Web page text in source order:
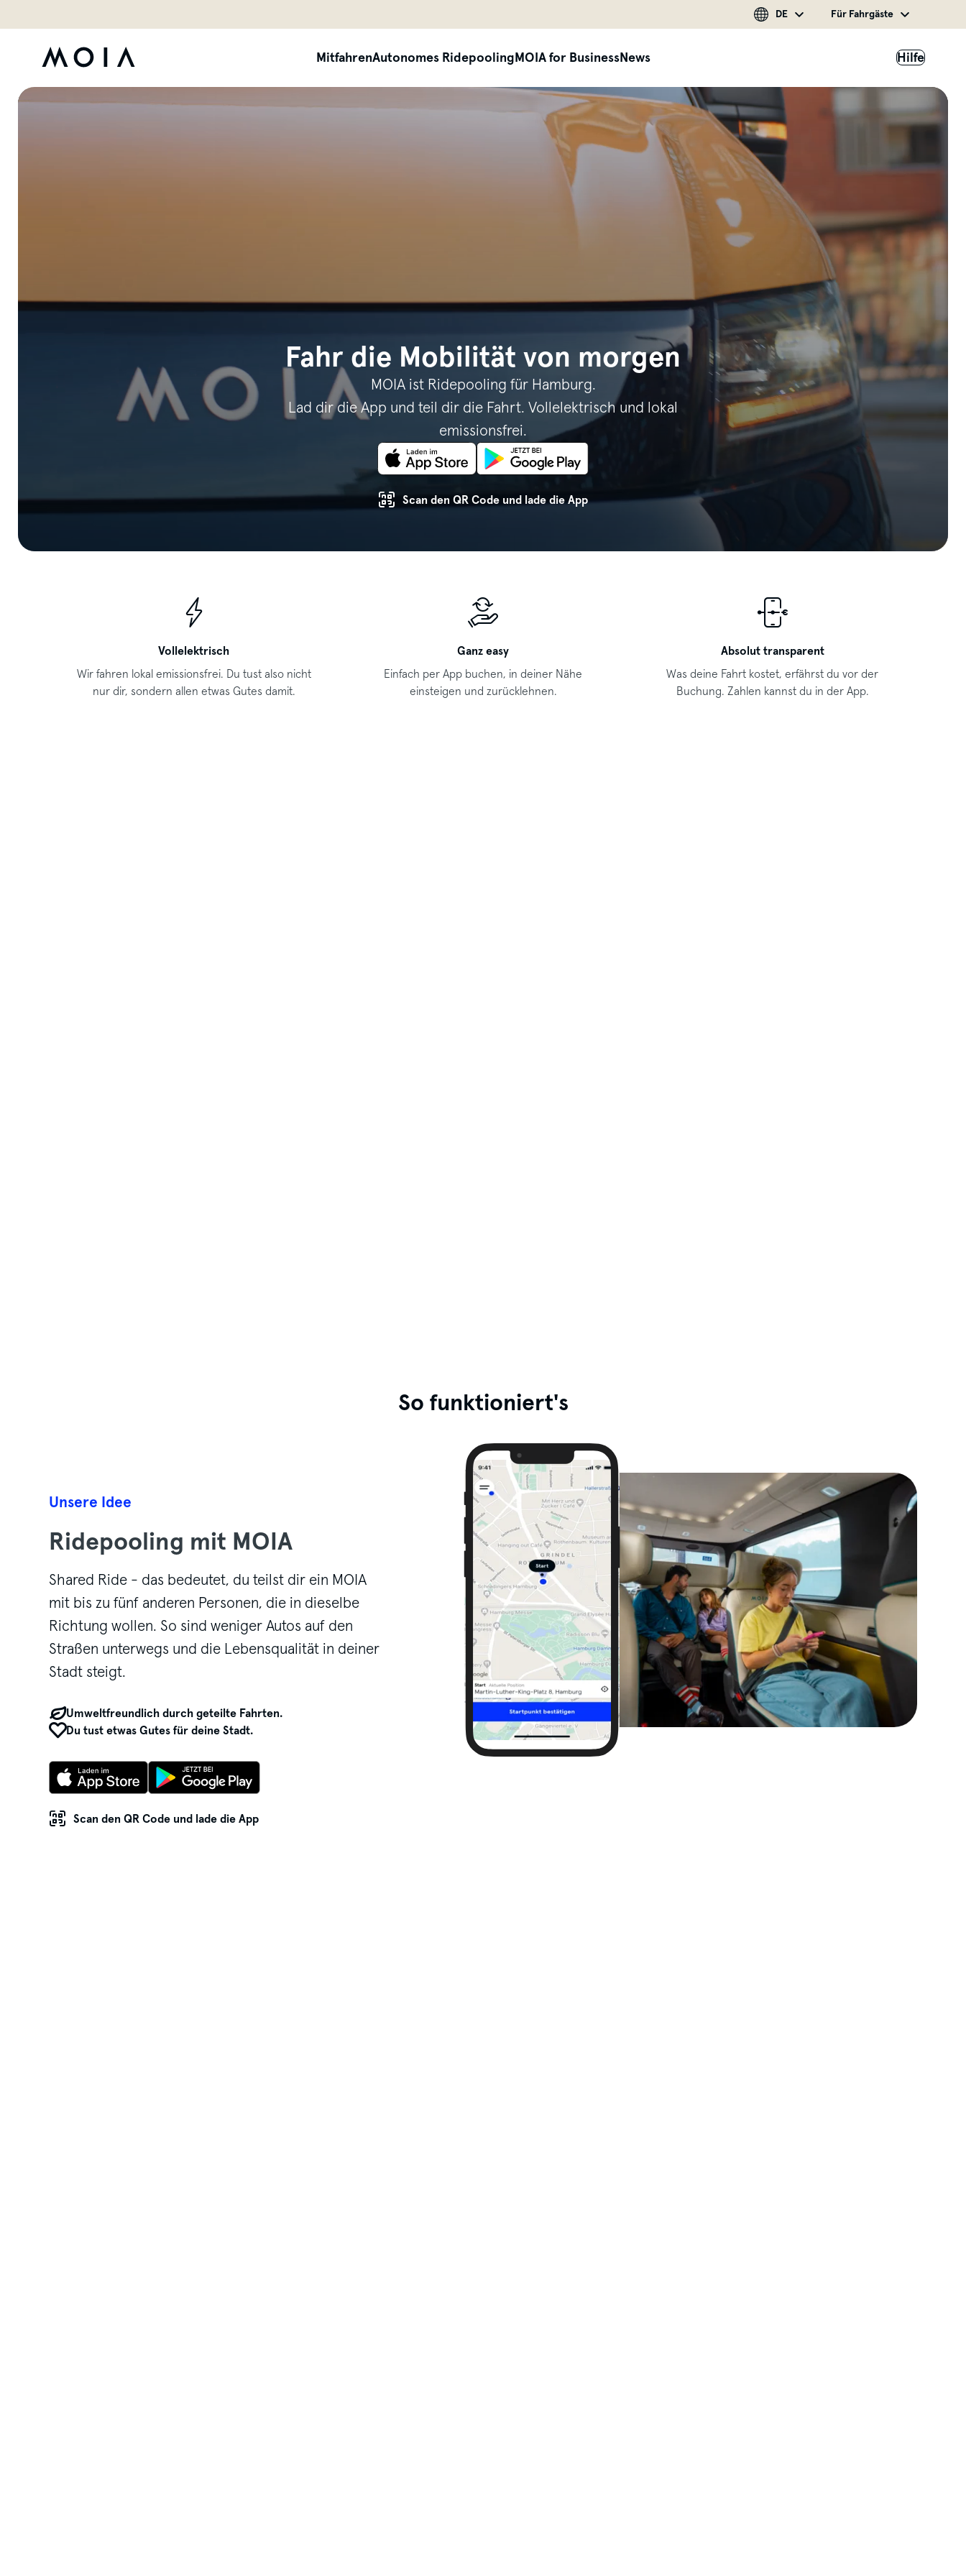
DE Für Fahrgäste
MitfahrenAutonomes RidepoolingMOIA for BusinessNews Hilfe
Fahr die Mobilität von morgen
MOIA ist Ridepooling für Hamburg.
Lad dir die App und teil dir die Fahrt. Vollelektrisch und lokal
emissionsfrei.
Scan den QR Code und lade die App
Vollelektrisch
Wir fahren lokal emissionsfrei. Du tust also nicht
nur dir, sondern allen etwas Gutes damit.
Ganz easy
Einfach per App buchen, in deiner Nähe
einsteigen und zurücklehnen.
Absolut transparent
Was deine Fahrt kostet, erfährst du vor der
Buchung. Zahlen kannst du in der App.
So funktioniert's
Unsere Idee
Ridepooling mit MOIA
Shared Ride - das bedeutet, du teilst dir ein MOIA
mit bis zu fünf anderen Personen, die in dieselbe
Richtung wollen. So sind weniger Autos auf den
Straßen unterwegs und die Lebensqualität in deiner
Stadt steigt.
Umweltfreundlich durch geteilte Fahrten.
Du tust etwas Gutes für deine Stadt.
Scan den QR Code und lade die App